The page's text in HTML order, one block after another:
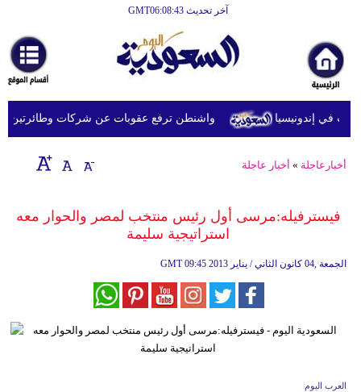
آخر تحديث GMT06:08:43
أخبارعاجلة
رياضة
ثقافة
إقتصاد
وموسيقى
واشنطن ترفع عقوبات عن شركات وطائرتين على في إندونيسيا
أخبارعاجلة » أخبار عاجلة
فيسترفيله:مرسى أول رئيس منتخب لمصر والحوار معه
استراتيجية سليمة
GMT 09:45 2013 الجمعة ,04 كانون الثاني / يناير
العرب اليوم